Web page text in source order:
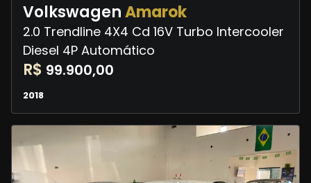
VolkswagenAmarok
2.0 Trendline 4X4 Cd 16V Turbo Intercooler
Diesel 4P Automático
R$ 99.900,00
2018